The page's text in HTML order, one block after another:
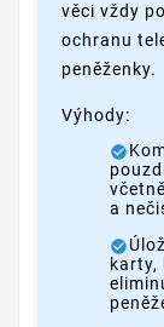
věci vždy
ochranu
peněženky.
Výhody:
a
karty,